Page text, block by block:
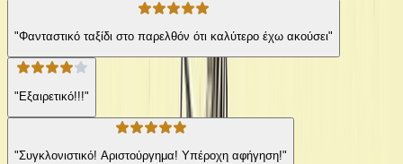
"Φανταστικό ταξίδι στο παρελθόν ότι καλύτερο έχω ακούσει"
"Εξαιρετικό!!!"
"Συγκλονιστικό! Αριστούργημα! Υπέροχη αφήγηση!"